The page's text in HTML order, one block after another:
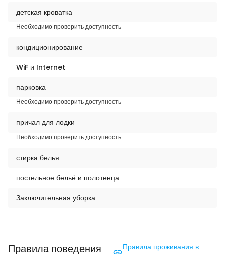
детская кроватка
Необходимо проверить доступность
кондиционирование
WiF и Internet
парковка
Необходимо проверить доступность
причал для лодки
Необходимо проверить доступность
стирка белья
постельное бельё и полотенца
Заключительная уборка
Правила поведения
Правила проживания в